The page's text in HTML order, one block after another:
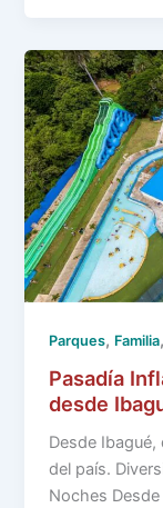
Parques, Familia,
Pasadía
desde
Desde
del país.
Noches Desde